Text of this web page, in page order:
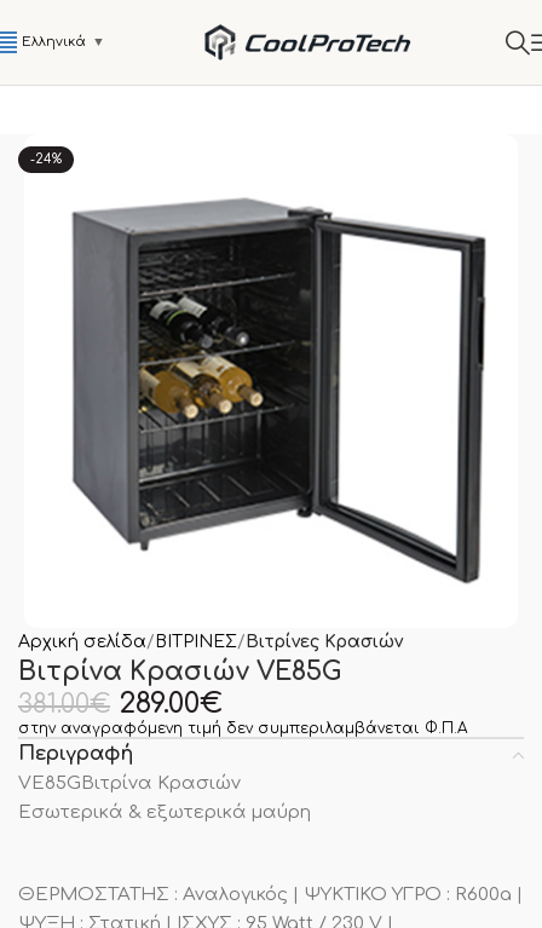
Ελληνικά ▼
-24%
Αρχική σελίδα ΒΙΤΡΙΝΕΣ Βιτρίνες Κρασιών
Βιτρίνα Κρασιών VE85G
381.00€ 289.00€
στην αναγραφόμενη τιμή δεν συμπεριλαμβάνεται Φ.Π.Α
Περιγραφή
VE85GΒιτρίνα Κρασιών
Εσωτερικά & εξωτερικά μαύρη
ΘΕΡΜΟΣΤΑΤΗΣ : Αναλογικός | ΨΥΚΤΙΚΟ ΥΓΡΟ : R600a |
ΨΥΞΗ : Στατική | ΙΣΧΥΣ : 95 Watt / 230 V |